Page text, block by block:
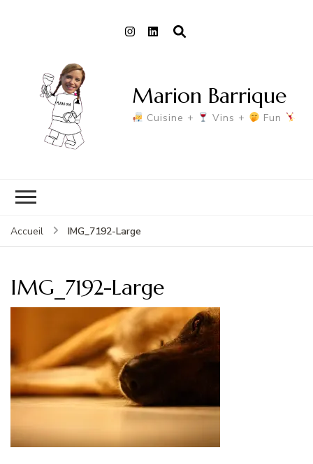
Marion Barrique
Cuisine + Vins + Fun
Accueil IMG_7192-Large
IMG_7192-Large